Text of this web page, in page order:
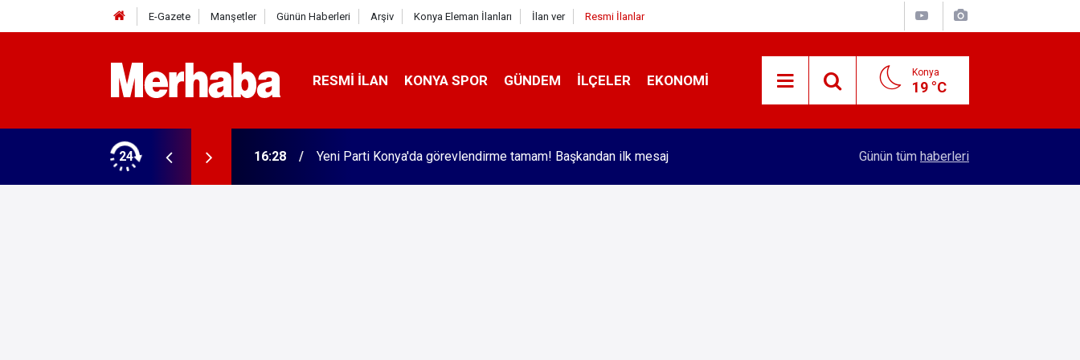
E-Gazete Manşetler Günün Haberleri Arşiv Konya Eleman İlanları İlan ver Resmi İlanlar
RESMI İLAN KONYA SPOR GÜNDEM İLÇELER EKONOMI Konya
19 °C
24
tamam! Başkandan ilk mesaj 16:02 Beyşehir'de trafik kazasında 2 kişi yaralandı Konya'nın öncü firması atakta! Yeni yatırıma
Günün tüm haberleri